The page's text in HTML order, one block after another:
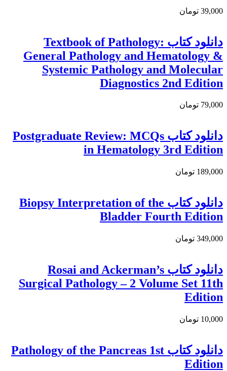
39,000 تومان
دانلود کتاب Textbook of Pathology:
General Pathology and Hematology &
Systemic Pathology and Molecular
Diagnostics 2nd Edition
79,000 تومان
دانلود کتاب Postgraduate Review: MCQs
in Hematology 3rd Edition
189,000 تومان
دانلود كتاب Biopsy Interpretation of the
Bladder Fourth Edition
349,000 تومان
دانلود کتاب Rosai and Ackerman’s
Surgical Pathology – 2 Volume Set 11th
Edition
10,000 تومان
دانلود کتاب Pathology of the Pancreas 1st
Edition